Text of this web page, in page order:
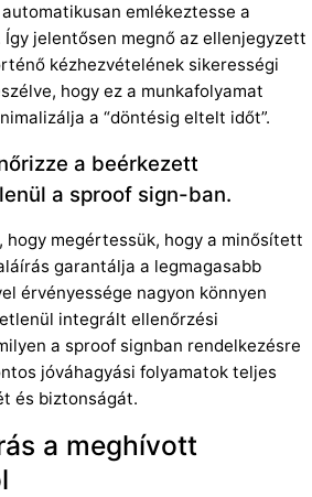
emlékeztesse a
jelentősen megnő az ellenjegyzett
kézhezvételének sikerességi
hogy ez a munkafolyamat
a “döntésig eltelt időt”.
a beérkezett
a sproof sign-ban.
megértessük, hogy a minősített
garantálja a legmagasabb
érvényessége nagyon könnyen
integrált ellenőrzési
a sproof signban rendelkezésre
jóváhagyási folyamatok teljes
és biztonságát.
a meghívott